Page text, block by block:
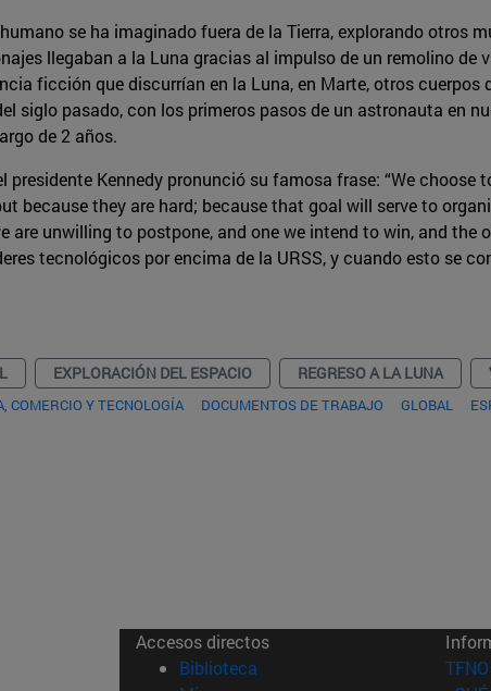
se ha imaginado fuera de la Tierra, explorando otros
llegaban a la Luna gracias al impulso de un remolino
ficción que discurrían en la Luna, en Marte, otros
siglo pasado, con los primeros pasos de un astronauta en
de 2 años.
presidente Kennedy pronunció su famosa frase: “We
because they are hard; because that goal will serve to
are unwilling to postpone, and one we intend to win, and
tecnológicos por encima de la URSS, y cuando esto se
EXPLORACIÓN DEL ESPACIO REGRESO A LA LUNA
COMERCIO Y TECNOLOGÍA DOCUMENTOS DE TRABAJO GLOBAL
Accesos directos
Biblioteca (abre en nueva ventana)